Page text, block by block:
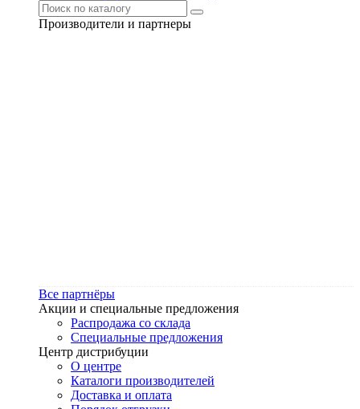
Производители и партнеры
Все партнёры
Акции и специальные предложения
Распродажа со склада
Специальные предложения
Центр дистрибуции
О центре
Каталоги производителей
Доставка и оплата